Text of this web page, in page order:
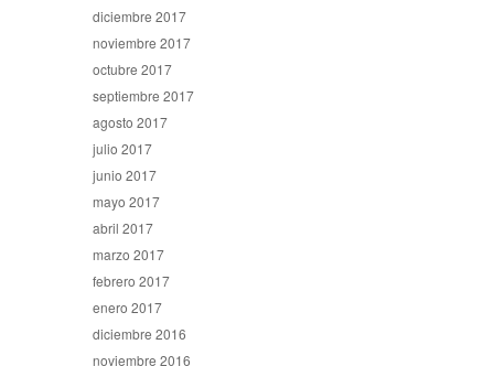
diciembre 2017
noviembre 2017
octubre 2017
septiembre 2017
agosto 2017
julio 2017
junio 2017
mayo 2017
abril 2017
marzo 2017
febrero 2017
enero 2017
diciembre 2016
noviembre 2016